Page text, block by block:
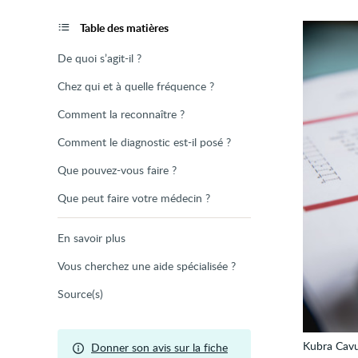
page
Kubra
Table des matières
De quoi s’agit-il ?
Chez qui et à quelle fréquence ?
Comment la reconnaître ?
Comment le diagnostic est-il posé ?
Que pouvez-vous faire ?
Que peut faire votre médecin ?
En savoir plus
Vous cherchez une aide spécialisée ?
Source(s)
Donner son avis sur la fiche